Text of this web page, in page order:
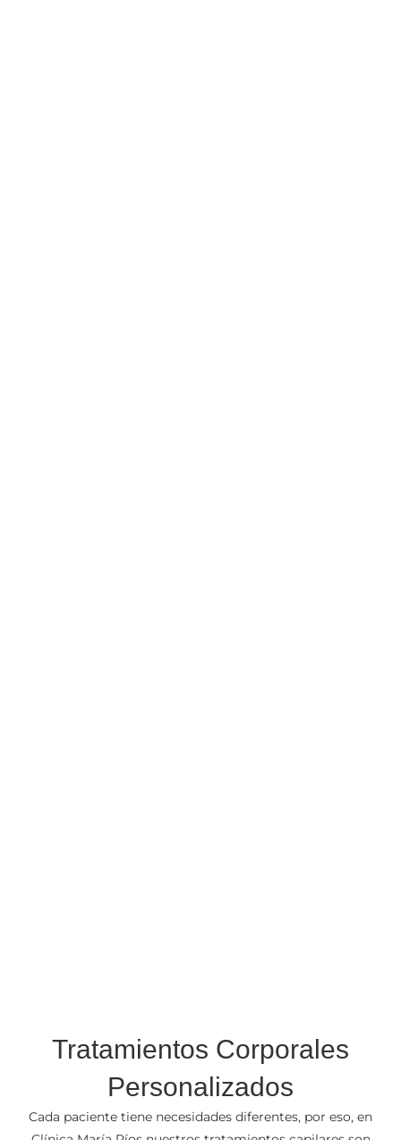
Tratamientos Corporales
Personalizados
Cada paciente tiene necesidades diferentes, por eso, en